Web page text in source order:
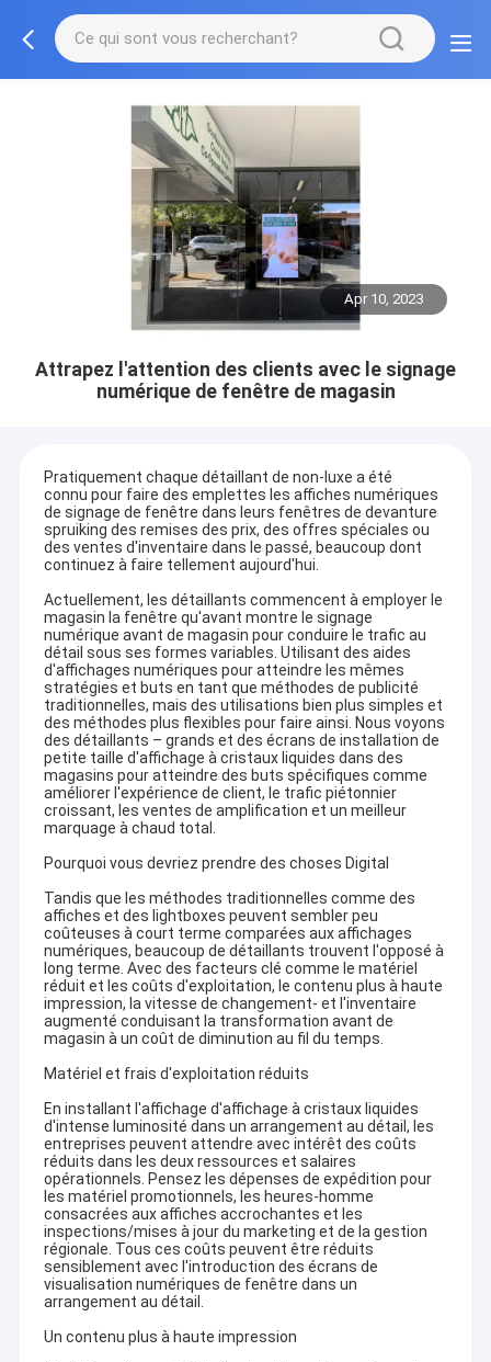
Apr 10, 2023
Attrapez l'attention des clients avec le signage
numérique de fenêtre de magasin
Pratiquement chaque détaillant de non-luxe a été
connu pour faire des emplettes les affiches numériques
de signage de fenêtre dans leurs fenêtres de devanture
spruiking des remises des prix, des offres spéciales ou
des ventes d'inventaire dans le passé, beaucoup dont
continuez à faire tellement aujourd'hui.
Actuellement, les détaillants commencent à employer le
magasin la fenêtre qu'avant montre le signage
numérique avant de magasin pour conduire le trafic au
détail sous ses formes variables. Utilisant des aides
d'affichages numériques pour atteindre les mêmes
stratégies et buts en tant que méthodes de publicité
traditionnelles, mais des utilisations bien plus simples et
des méthodes plus flexibles pour faire ainsi. Nous voyons
des détaillants – grands et des écrans de installation de
petite taille d'affichage à cristaux liquides dans des
magasins pour atteindre des buts spécifiques comme
améliorer l'expérience de client, le trafic piétonnier
croissant, les ventes de amplification et un meilleur
marquage à chaud total.
Pourquoi vous devriez prendre des choses Digital
Tandis que les méthodes traditionnelles comme des
affiches et des lightboxes peuvent sembler peu
coûteuses à court terme comparées aux affichages
numériques, beaucoup de détaillants trouvent l'opposé à
long terme. Avec des facteurs clé comme le matériel
réduit et les coûts d'exploitation, le contenu plus à haute
impression, la vitesse de changement- et l'inventaire
augmenté conduisant la transformation avant de
magasin à un coût de diminution au fil du temps.
Matériel et frais d'exploitation réduits
En installant l'affichage d'affichage à cristaux liquides
d'intense luminosité dans un arrangement au détail, les
entreprises peuvent attendre avec intérêt des coûts
réduits dans les deux ressources et salaires
opérationnels. Pensez les dépenses de expédition pour
les matériel promotionnels, les heures-homme
consacrées aux affiches accrochantes et les
inspections/mises à jour du marketing et de la gestion
régionale. Tous ces coûts peuvent être réduits
sensiblement avec l'introduction des écrans de
visualisation numériques de fenêtre dans un
arrangement au détail.
Un contenu plus à haute impression